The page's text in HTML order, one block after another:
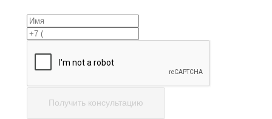
Получить консультацию